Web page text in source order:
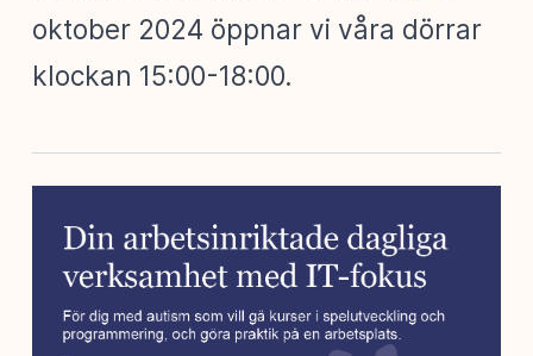
oktober 2024 öppnar vi våra dörrar
klockan 15:00-18:00.